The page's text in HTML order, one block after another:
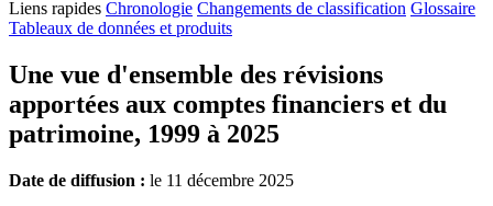
Liens rapides Chronologie Changements de classification Glossaire
Tableaux de données et produits
Une vue d'ensemble des révisions
apportées aux comptes financiers et du
patrimoine, 1999 à 2025
Date de diffusion : le 11 décembre 2025